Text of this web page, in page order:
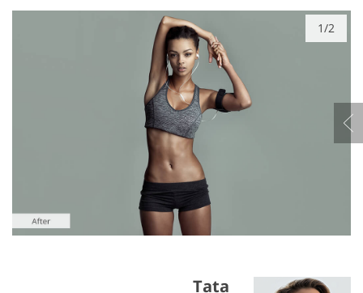
1/2
Tata